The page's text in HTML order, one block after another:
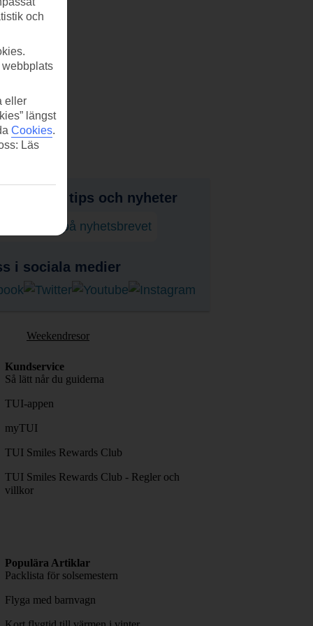
tips och nyheter
på nyhetsbrevet
i sociala medier
Weekendresor
Kundservice
Så lätt når du guiderna
TUI-appen
myTUI
TUI Smiles Rewards Club
TUI Smiles Rewards Club - Regler och
villkor
Populära Artiklar
Packlista för solsemestern
Flyga med barnvagn
och
webbplats
eller
längst
Cookies.
Läs